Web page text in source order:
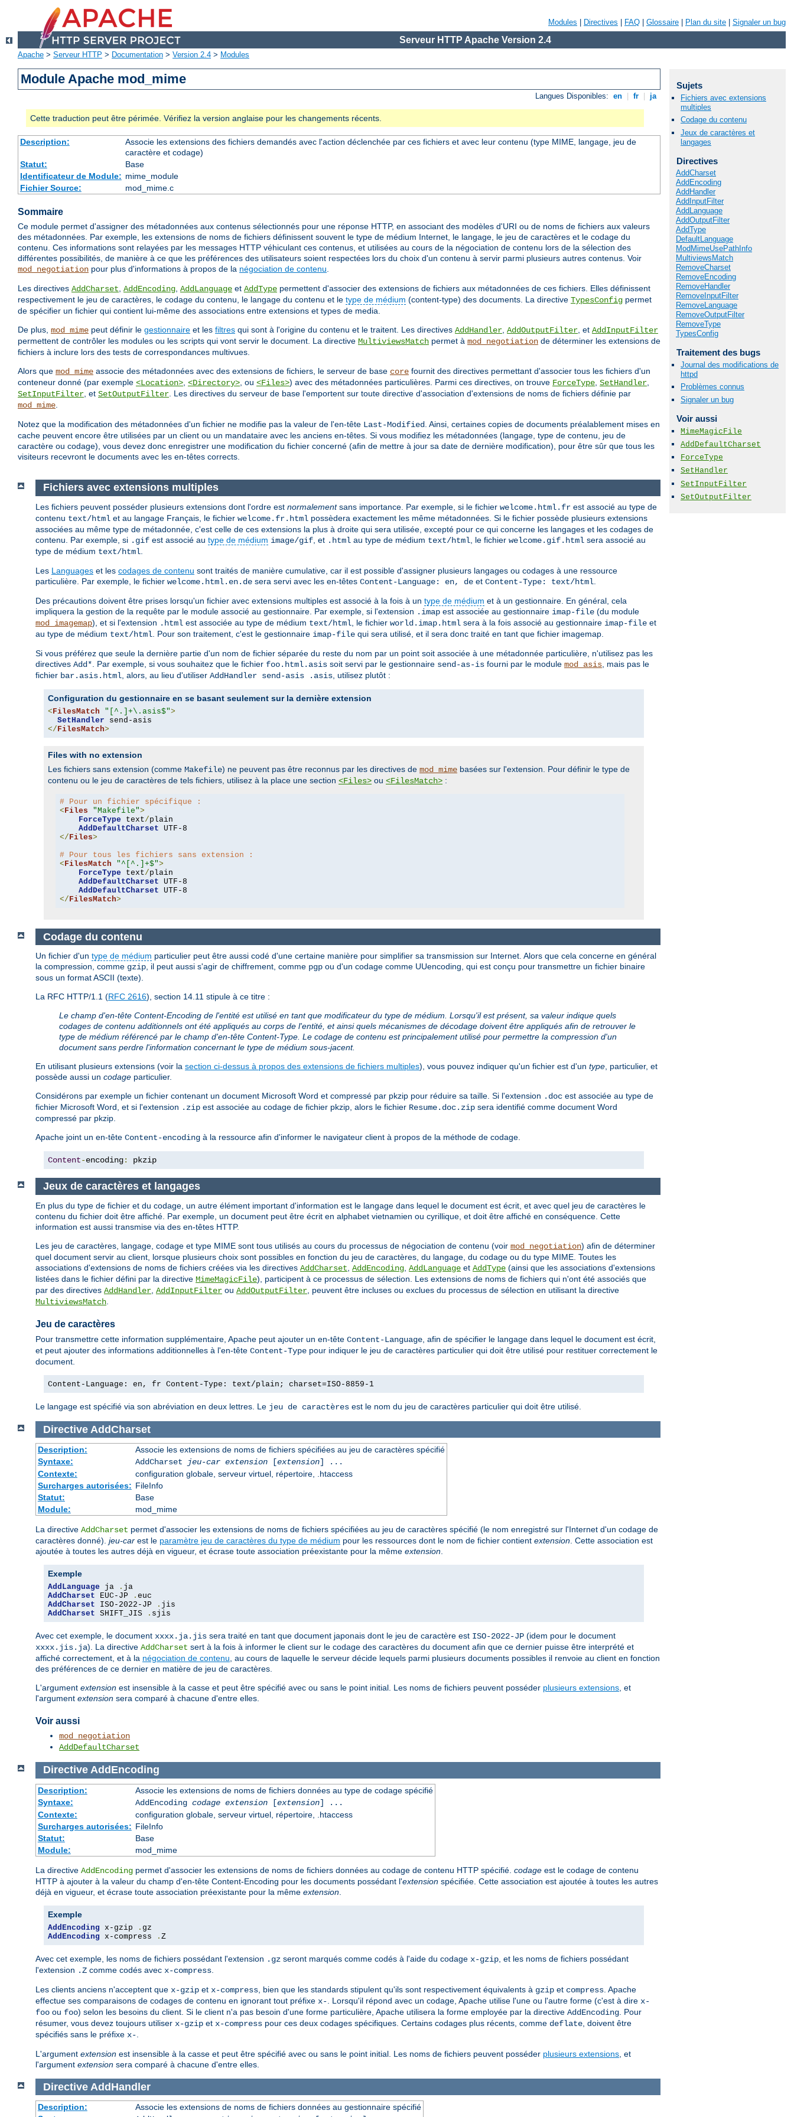
Modules Directives FAQ Glossaire Plan du site Signaler un bug
Serveur HTTP Apache Version 2.4
Apache > Serveur HTTP > Documentation > Version 2.4 > Modules
Module Apache mod_mime
Langues Disponibles: en fr ja
Cette traduction peut être périmée. Vérifiez la version anglaise pour les changements récents.
Description:
Associe les extensions des fichiers demandés avec l'action déclenchée par ces fichiers et avec leur contenu (type MIME, langage, jeu de
caractère et codage)
Statut:
Base
Identificateur de Module: mime_module
Fichier Source:
mod_mime.c
Sommaire
Ce module permet d'assigner des métadonnées aux contenus sélectionnés pour une réponse HTTP, en associant des modèles d'URI ou de noms de fichiers aux valeurs
des métadonnées. Par exemple, les extensions de noms de fichiers définissent souvent le type de médium Internet, le langage, le jeu de caractères et le codage du
contenu. Ces informations sont relayées par les messages HTTP véhiculant ces contenus, et utilisées au cours de la négociation de contenu lors de la sélection des
différentes possibilités, de manière à ce que les préférences des utilisateurs soient respectées lors du choix d'un contenu à servir parmi plusieurs autres contenus. Voir
mod_negotiation pour plus d'informations à propos de la négociation de contenu.
Les directives AddCharset, AddEncoding, AddLanguage et AddType permettent d'associer des extensions de fichiers aux métadonnées de ces fichiers. Elles définissent
respectivement le jeu de caractères, le codage du contenu, le langage du contenu et le type de médium (content-type) des documents. La directive TypesConfig permet
de spécifier un fichier qui contient lui-même des associations entre extensions et types de media.
De plus, mod_mime peut définir le gestionnaire et les filtres qui sont à l'origine du contenu et le traitent. Les directives AddHandler, AddOutputFilter, et AddInputFilter
permettent de contrôler les modules ou les scripts qui vont servir le document. La directive MultiviewsMatch permet à mod_negotiation de déterminer les extensions de
fichiers à inclure lors des tests de correspondances multivues.
Alors que mod_mime associe des métadonnées avec des extensions de fichiers, le serveur de base core fournit des directives permettant d'associer tous les fichiers d'un
conteneur donné (par exemple <Location>, <Directory>, ou <Files>) avec des métadonnées particulières. Parmi ces directives, on trouve ForceType, SetHandler,
SetInputFilter, et SetOutputFilter. Les directives du serveur de base l'emportent sur toute directive d'association d'extensions de noms de fichiers définie par
mod_mime.
Notez que la modification des métadonnées d'un fichier ne modifie pas la valeur de l'en-tête Last-Modified. Ainsi, certaines copies de documents préalablement mises en
cache peuvent encore être utilisées par un client ou un mandataire avec les anciens en-têtes. Si vous modifiez les métadonnées (langage, type de contenu, jeu de
caractère ou codage), vous devez donc enregistrer une modification du fichier concerné (afin de mettre à jour sa date de dernière modification), pour être sûr que tous les
visiteurs recevront le documents avec les en-têtes corrects.
Fichiers avec extensions multiples
Les fichiers peuvent posséder plusieurs extensions dont l'ordre est normalementsans importance. Par exemple, si le fichier welcome.html.fr est associé au type de
contenu text/html et au langage Français, le fichier welcome.fr.html possèdera exactement les même métadonnées. Si le fichier possède plusieurs extensions
associées au même type de métadonnée, c'est celle de ces extensions la plus à droite qui sera utilisée, excepté pour ce qui concerne les langages et les codages de
contenu. Par exemple, si .gif est associé au type de médium image/gif , et .html au type de médium text/html , le fichier welcome.gif.html sera associé au
type de médium text/html
Les Languages et les codages de contenu sont traités de manière cumulative, car il est possible d'assigner plusieurs langages ou codages à une ressource
particulière. Par exemple, le fichier welcome.html.en.de sera servi avec les en-têtes Content-Language: en, de et Content-Type: text/html
Des précautions doivent être prises lorsqu'un fichier avec extensions multiples est associé à la fois à un type de médium et à un gestionnaire. En général, cela
impliquera la gestion de la requête par le module associé au gestionnaire. Par exemple, si l'extension .imap est associée au gestionnaire imap-file (du module
mod_imagemap), et si l'extension .html est associée au type de médium text/html , le fichier world.imap.html sera à la fois associé au gestionnaire imap-file et
au type de médium text/html . Pour son traitement, c'est le gestionnaire imap-file qui sera utilisé, et il sera donc traité en tant que fichier imagemap.
Si vous préférez que seule la dernière partie d'un nom de fichier séparée du reste du nom par un point soit associée à une métadonnée particulière, n'utilisez pas les
directives Add* . Par exemple, si vous souhaitez que le fichier foo.html.asis soit servi par le gestionnaire send-as-is fourni par le module mod_asis , mais pas le
fichier bar.asis.html , alors, au lieu d'utiliser AddHandler send-asis .asis , utilisez plutôt :
Configuration du gestionnaire en se basant seulement sur la dernière extension
< FilesMatch "[^.]+\.asis$">
SetHandler
</ FilesMatch>
Files with no extension
Les fichiers sans extension (comme Makefile) ne peuvent pas être reconnus par les directives de mod_mime basées sur l'extension. Pour définir le type de
contenu ou le jeu de caractères de tels fichiers, utilisez à la place une section <Files> ou <FilesMatch> :
# Pour un fichier spécifique :
<Files "Makefile">
ForceType text/plain
AddDefaultCharset
</Files>
# Pour tous les fichiers sans extension :
<FilesMatch "^[^.]+$">
ForceType text/plain
AddDefaultCharset UTF-8
AddDefaultCharset
</FilesMatch>
Codage du contenu
Un fichier d'un type de médium particulier peut être aussi codé d'une certaine manière pour simplifier sa transmission sur Internet. Alors que cela concerne en général
la compression, comme gzip, il peut aussi s'agir de chiffrement, comme pgp ou d'un codage comme UUencoding, qui est conçu pour transmettre un fichier binaire
sous un format ASCII (texte).
La RFC HTTP/1.1 (RFC 2616), section 14.11 stipule à ce titre :
Le champ d'en-tête Content-Encoding de l'entité est utilisé en tant que modificateur du type de médium. Lorsqu'il est présent, sa valeur indique quels
codages de contenu additionnels ont été appliqués au corps de l'entité, et ainsi quels mécanismes de décodage doivent être appliqués afin de retrouver le
type de médium référencé par le champ d'en-tête Content-Type. Le codage de contenu est principalement utilisé pour permettre la compression d'un
document sans perdre l'information concernant le type de médium sous-jacent.
En utilisant plusieurs extensions (voir la section ci-dessus à propos des extensions de fichiers multiples), vous pouvez indiquer qu'un fichier est d'un type, particulier, et
possède aussi un codage particulier.
Considérons par exemple un fichier contenant un document Microsoft Word et compressé par pkzip pour réduire sa taille. Si l'extension .doc est associée au type de
fichier Microsoft Word, et si l'extension .zip est associée au codage de fichier pkzip, alors le fichier Resume.doc.zip sera identifié comme document Word
compressé par pkzip.
Apache joint un en-tête Content-encoding à la ressource afin d'informer le navigateur client à propos de la méthode de codage.
Content-encoding: pkzip
Jeux de caractères et langages
En plus du type de fichier et du codage, un autre élément important d'information est le langage dans lequel le document est écrit, et avec quel jeu de caractères le
contenu du fichier doit être affiché. Par exemple, un document peut être écrit en alphabet vietnamien ou cyrillique, et doit être affiché en conséquence. Cette
information est aussi transmise via des en-têtes HTTP.
Les jeu de caractères, langage, codage et type MIME sont tous utilisés au cours du processus de négociation de contenu (voir mod_negotiation) afin de déterminer
quel document servir au client, lorsque plusieurs choix sont possibles en fonction du jeu de caractères, du langage, du codage ou du type MIME. Toutes les
associations d'extensions de noms de fichiers créées via les directives AddCharset AddEncoding AddLanguage et AddType (ainsi que les associations d'extensions
listées dans le fichier défini par la directive MimeMagicFile), participent à ce processus de sélection. Les extensions de noms de fichiers qui n'ont été associés que
par des directives AddHandler AddInputFilter ou AddOutputFilter , peuvent être incluses ou exclues du processus de sélection en utilisant la directive
MultiviewsMatch
Jeu de caractères
Pour transmettre cette information supplémentaire, Apache peut ajouter un en-tête Content-Language , afin de spécifier le langage dans lequel le document est écrit,
et peut ajouter des informations additionnelles à l'en-tête Content-Type pour indiquer le jeu de caractères particulier qui doit être utilisé pour restituer correctement le
document.
Content-Language: en, fr Content-Type: text/plain; charset=ISO-8859-1
Le langage est spécifié via son abréviation en deux lettres. Le jeu de caractères est le nom du jeu de caractères particulier qui doit être utilisé.
Directive AddCharset
Description:
Associe les extensions de noms de fichiers spécifiées au jeu de caractères spécifié
Syntaxe:
AddCharset jeu-car extension[extension] ...
Contexte:
configuration globale, serveur virtuel, répertoire, .htaccess
Surcharges autorisées: FileInfo
Statut:
Base
Module:
mod_mime
La directive AddCharset permet d'associer les extensions de noms de fichiers spécifiées au jeu de caractères spécifié (le nom enregistré sur l'Internet d'un codage de
caractères donné). jeu-car est le paramètre jeu de caractères du type de médium pour les ressources dont le nom de fichier contient extension. Cette association est
ajoutée à toutes les autres déjà en vigueur, et écrase toute association préexistante pour la même extension.
Exemple
AddLanguage ja .
AddCharset EUC-JP .
AddCharset ISO-2022-JP .
AddCharset SHIFT_JIS . sjis
Avec cet exemple, le document xxxx.ja.jis sera traité en tant que document japonais dont le jeu de caractère est ISO-2022-JP (idem pour le document
xxxx.jis.ja). La directive AddCharset sert à la fois à informer le client sur le codage des caractères du document afin que ce dernier puisse être interprété et
affiché correctement, et à la négociation de contenu, au cours de laquelle le serveur décide lequels parmi plusieurs documents possibles il renvoie au client en fonction
des préférences de ce dernier en matière de jeu de caractères.
L'argument extension est insensible à la casse et peut être spécifié avec ou sans le point initial. Les noms de fichiers peuvent posséder plusieurs extensions, et
l'argument extension sera comparé à chacune d'entre elles.
Voir aussi
mod_negotiation
AddDefaultCharset
Directive AddEncoding
Description:
Associe les extensions de noms de fichiers données au type de codage spécifié
Syntaxe:
AddEncoding codage extension[extension] ...
Contexte:
configuration globale, serveur virtuel, répertoire, .htaccess
Surcharges autorisées: FileInfo
Statut:
Base
Module:
mod_mime
La directive AddEncoding permet d'associer les extensions de noms de fichiers données au codage de contenu HTTP spécifié. codage est le codage de contenu
HTTP à ajouter à la valeur du champ d'en-tête Content-Encoding pour les documents possédant l'extension spécifiée. Cette association est ajoutée à toutes les autres
déjà en vigueur, et écrase toute association préexistante pour la même extension
Exemple
AddEncoding x-gzip .
AddEncoding x-compress . Z
Avec cet exemple, les noms de fichiers possédant l'extension .gz seront marqués comme codés à l'aide du codage x-gzip , et les noms de fichiers possédant
l'extension .Z comme codés avec x-compress
Les clients anciens n'acceptent que x-gzip et x-compress , bien que les standards stipulent qu'ils sont respectivement équivalents à gzip et compress . Apache
effectue ses comparaisons de codages de contenu en ignorant tout préfixe x- . Lorsqu'il répond avec un codage, Apache utilise l'une ou l'autre forme (c'est à dire x-
foo ou foo) selon les besoins du client. Si le client n'a pas besoin d'une forme particulière, Apache utilisera la forme employée par la directive AddEncoding . Pour
résumer, vous devez toujours utiliser x-gzip et x-compress pour ces deux codages spécifiques. Certains codages plus récents, comme deflate , doivent être
spécifiés sans le préfixe x-
L'argument extension est insensible à la casse et peut être spécifié avec ou sans le point initial. Les noms de fichiers peuvent posséder plusieurs extensions , et
l'argument extension sera comparé à chacune d'entre elles.
Directive AddHandler
Description:
Associe les extensions de noms de fichiers données au gestionnaire spécifié
Sujets
Fichiers avec extensions
multiples
Codage du contenu
Jeux de caractères et
langages
Directives
AddCharset
AddEncoding
AddHandler
AddInputFilter
AddLanguage
AddOutputFilter
AddType
DefaultLanguage
ModMimeUsePathInfo
MultiviewsMatch
RemoveCharset
RemoveEncoding
RemoveHandler
RemoveInputFilter
RemoveLanguage
RemoveOutputFilter
RemoveType
TypesConfig
Traitement des bugs
Journal des modifications de
httpd
Problèmes connus
Signaler un bug
Voir aussi
MimeMagicFile
AddDefaultCharset
ForceType
SetHandler
SetInputFilter
SetOutputFilter